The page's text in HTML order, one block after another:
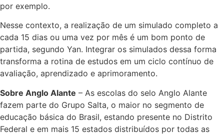
por exemplo.
Nesse contexto, a realização de um simulado completo a
cada 15 dias ou uma vez por mês é um bom ponto de
partida, segundo Yan. Integrar os simulados dessa forma
transforma a rotina de estudos em um ciclo contínuo de
avaliação, aprendizado e aprimoramento.
Sobre Anglo Alante – As escolas do selo Anglo Alante
fazem parte do Grupo Salta, o maior no segmento de
educação básica do Brasil, estando presente no Distrito
Federal e em mais 15 estados distribuídos por todas as